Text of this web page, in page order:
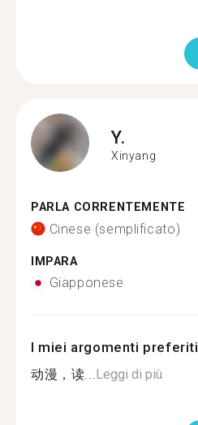
Y.
Xinyang
PARLA CORRENTEMENTE
Cinese (semplificato)
IMPARA
Giapponese
I miei argomenti preferiti
动漫，读...Leggi di più